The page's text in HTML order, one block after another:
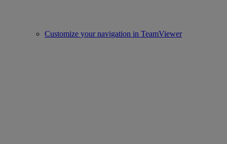
Customize your navigation in TeamViewer